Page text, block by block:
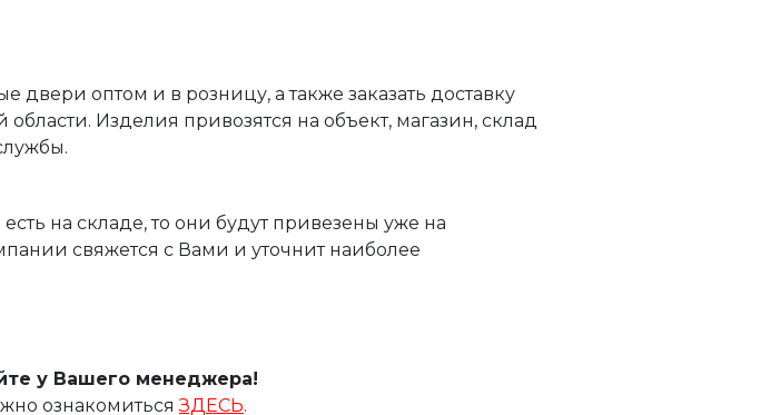
оптом и в розницу, а также заказать доставку
Изделия привозятся на объект, магазин, склад
на складе, то они будут привезены уже на
свяжется с Вами и уточнит наиболее
у Вашего менеджера!
ознакомитьсяЗДЕСЬ.